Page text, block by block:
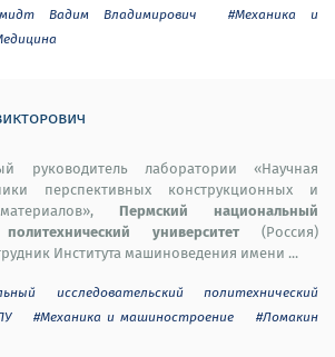
Вадим Владимирович
#Механика и
руководитель лаборатории «Научная
перспективных конструкционных и
Пермский национальный
университет (Россия)
Института машиноведения имени ...
исследовательский политехнический
#Механика и машиностроение
#Ломакин